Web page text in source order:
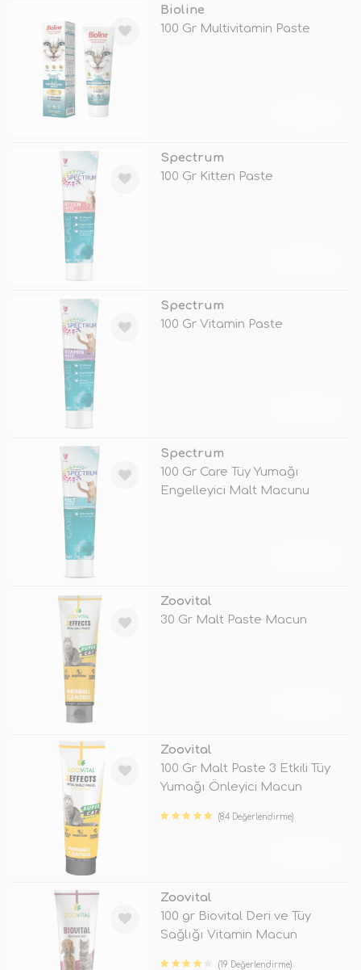
Bioline
100 Gr Multivitamin Paste
Spectrum
100 Gr Kitten Paste
Spectrum
100 Gr Vitamin Paste
Spectrum
100 Gr Care Tüy Yumağı
Engelleyici Malt Macunu
Zoovital
30 Gr Malt Paste Macun
Zoovital
100 Gr Malt Paste 3 Etkili Tüy
Yumağı Önleyici Macun
(84 Değerlendirme)
Zoovital
100 gr Biovital Deri ve Tüy
Sağlığı Vitamin Macun
(19 Değerlendirme)